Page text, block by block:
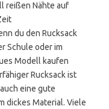
reißen Nähte auf
du den Rucksack
Schule oder im
Modell kaufen
Rucksack ist
eine gute
dickes Material. Viele